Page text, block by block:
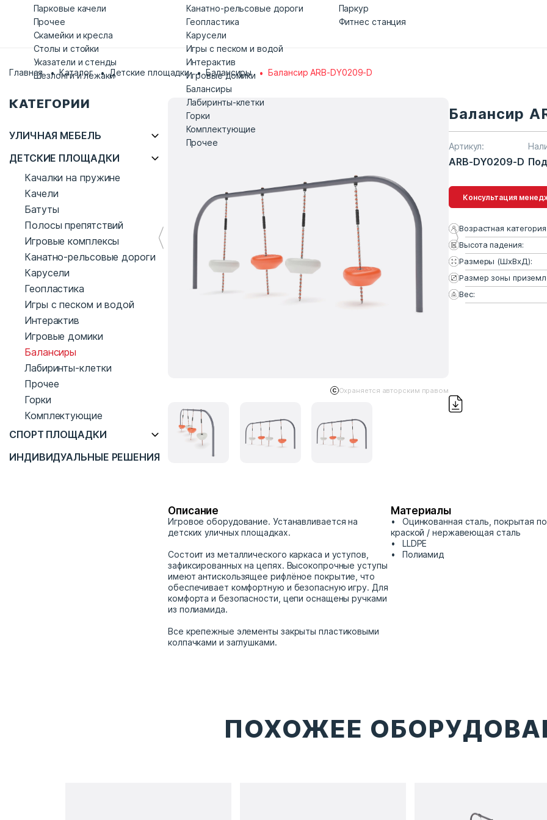
Парковые качели
Прочее
Скамейки и кресла
Столы и стойки
Указатели и стенды
Шезлонги и лежаки
Канатно-рельсовые дороги
Геопластика
Карусели
Игры с песком и водой
Интерактив
Игровые домики
Балансиры
Лабиринты-клетки
Горки
Комплектующие
Прочее
Паркур
Фитнес станция
Главная Каталог Детские площадки Балансиры Балансир ARB-DY0209-D
КАТЕГОРИИ
УЛИЧНАЯ МЕБЕЛЬ
ДЕТСКИЕ ПЛОЩАДКИ
Качалки на пружине
Качели
Батуты
Полосы препятствий
Игровые комплексы
Канатно-рельсовые дороги
Карусели
Геопластика
Игры с песком и водой
Интерактив
Игровые домики
Балансиры
Лабиринты-клетки
Прочее
Горки
Комплектующие
СПОРТ ПЛОЩАДКИ
ИНДИВИДУАЛЬНЫЕ РЕШЕНИЯ
Охраняется авторским правом
Балансир
Артикул:
ARB-DY0209-D
Консультация
Возрастная
Высота падения:
Размеры (ШхВхД):
Размер зоны
Вес:
Описание
Игровое оборудование. Устанавливается на
детских уличных площадках.
Состоит из металлического каркаса и уступов,
зафиксированных на цепях. Высокопрочные уступы
имеют антискользящее рифлёное покрытие, что
обеспечивает комфортную и безопасную игру. Для
комфорта и безопасности, цепи оснащены ручками
из полиамида.
Все крепежные элементы закрыты пластиковыми
колпачками и заглушками.
Материалы
Оцинкованная сталь, покрытая
краской / нержавеющая сталь
LLDPE
Полиамид
ПОХОЖЕЕ